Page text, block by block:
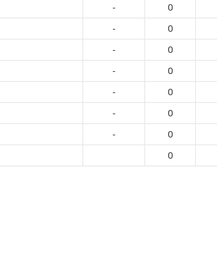
- 0
- 0
- 0
- 0
- 0
- 0
- 0
0